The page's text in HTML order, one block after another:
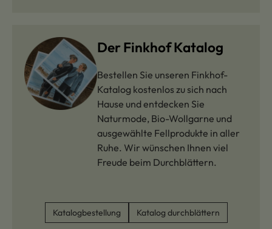
Der Finkhof Katalog
Bestellen Sie unseren Finkhof-
Katalog kostenlos zu sich nach
Hause und entdecken Sie
Naturmode, Bio-Wollgarne und
ausgewählte Fellprodukte in aller
Ruhe. Wir wünschen Ihnen viel
Freude beim Durchblättern.
Katalogbestellung Katalog durchblättern